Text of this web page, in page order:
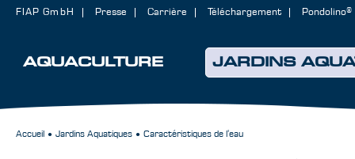
AQUACULTURE JARDINS
FIAP GmbH Presse Carrière Téléchargement Pondolino®
Accueil ● Jardins Aquatiques ● Caractéristiques de l'eau